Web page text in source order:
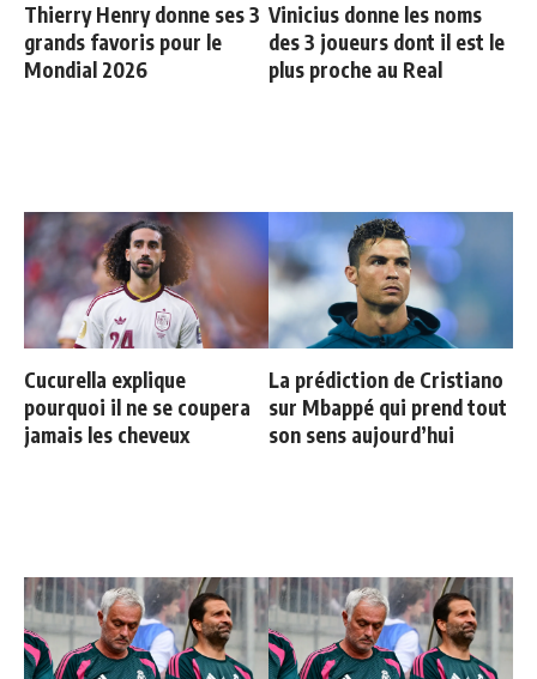
Thierry Henry donne ses 3
grands favoris pour le
Mondial 2026
Vinicius donne les noms
des 3 joueurs dont il est le
plus proche au Real
Cucurella explique
pourquoi il ne se coupera
jamais les cheveux
La prédiction de Cristiano
sur Mbappé qui prend tout
son sens aujourd’hui